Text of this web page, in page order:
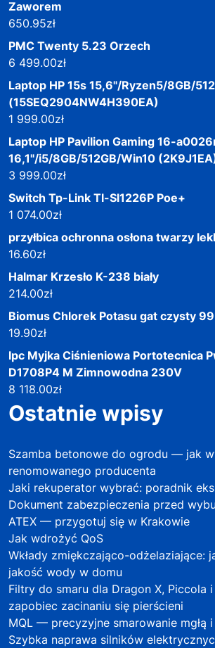
Zaworem
650.95zł
PMC Twenty 5.23 Orzech
6 499.00zł
Laptop HP 15s 15,6"/Ryzen5/8GB/
(15SEQ2904NW4H390EA)
1 999.00zł
Laptop HP Pavilion Gaming 16-
16,1"/i5/8GB/512GB/Win10
3 999.00zł
Switch Tp-Link Tl-Sl1226P Poe+
1 074.00zł
przyłbica ochronna osłona twarzy
16.60zł
Halmar Krzesło K-238 biały
214.00zł
Biomus Chlorek Potasu gat czysty
19.90zł
Ipc Myjka Ciśnieniowa Portotecnica
D1708P4 M Zimnowodna 230V
8 118.00zł
Ostatnie wpisy
Szamba betonowe do ogrodu — jak
renomowanego producenta
Jaki rekuperator wybrać: poradnik
Dokument zabezpieczenia przed
ATEX — przygotuj się w Krakowie
Jak wdrożyć QoS
Wkłady zmiękczająco-odżelaziające:
jakość wody w domu
Filtry do smaru dla Dragon X, Piccola
zapobiec zacinaniu się pierścieni
MQL — precyzyjne smarowanie mgłą
Szybka naprawa silników